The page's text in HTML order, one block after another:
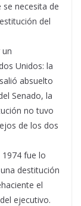
necesita de
del
Unidos: la
absuelto
Senado, la
no tuvo
de los dos
fue lo
destitución
el
ejecutivo.